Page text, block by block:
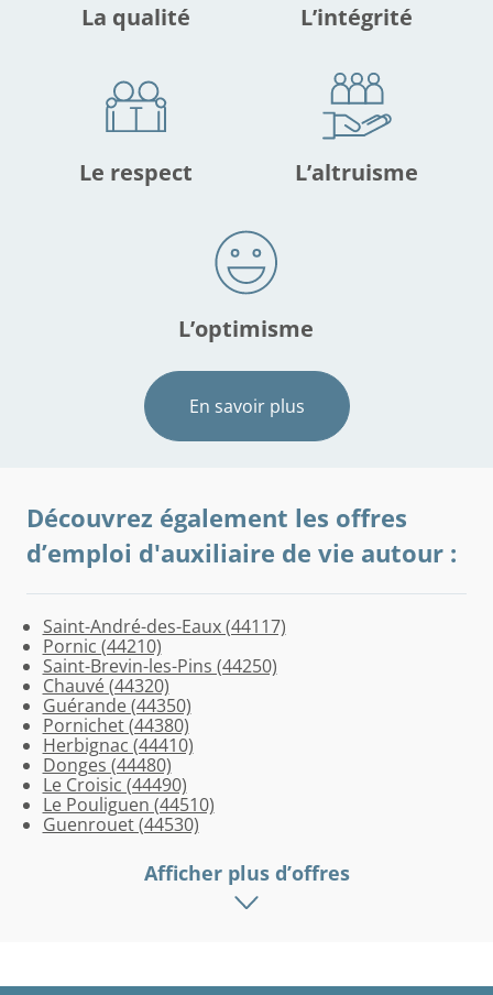
La qualité L’intégrité
Le respect L’altruisme
L’optimisme
En savoir plus
Découvrez également les offres
d’emploi d'auxiliaire de vie autour :
Saint-André-des-Eaux (44117)
Pornic (44210)
Saint-Brevin-les-Pins (44250)
Chauvé (44320)
Guérande (44350)
Pornichet (44380)
Herbignac (44410)
Donges (44480)
Le Croisic (44490)
Le Pouliguen (44510)
Guenrouet (44530)
Saint-
Malo-
de-
Guersac
(44550)
Trignac
(44570)
Saint-
Nazaire
(44600)
Saint-
Joachim
(44720)
Saint-
Michel-
Chef-
Chef
(44730)
Batz-
sur-
Mer
(44740)
La
Bernerie-
en-
Retz
(44760)
Préfailles
(44770)
Missillac
(44780)
Théhillac
(56130)
Pénestin
(56760)
Sainte-
Reine-
de-
Bretagne
(44160)
Corsept
(44560)
Afficher plus d’offres